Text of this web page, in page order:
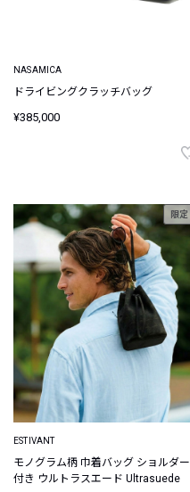
NASAMICA
ドライビングクラッチバッグ
¥385,000
限定
ESTIVANT
モノグラム柄 巾着バッグ ショルダー
付き ウルトラスエード Ultrasuede